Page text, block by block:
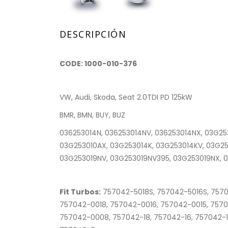
DESCRIPCIÓN
CODE: 1000-010-376
VW, Audi, Skoda, Seat 2.0TDI PD 125kW
BMR, BMN, BUY, BUZ
036253014N, 036253014NV, 036253014NX,
03G253010AX, 03G253014K, 03G253014KV,
03G253019NV, 03G253019NV395, 03G253019NX,
Fit Turbos: 757042-5018S, 757042-5016S,
757042-0018, 757042-0016, 757042-0015,
757042-0008, 757042-18, 757042-16, 757042-